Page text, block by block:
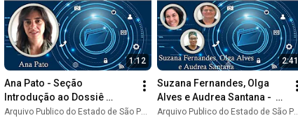
1:12
Ana Pato - Seção
Introdução ao Dossiê
#RevistaDoArquivo nº 10 -
Arquivo Publico do Estado de São Paulo
2:41
Suzana Fernandes, Olga
Alves e Audrea Santana -
Introdução ao Dossiê
Arquivo Publico do Estado de São Paulo